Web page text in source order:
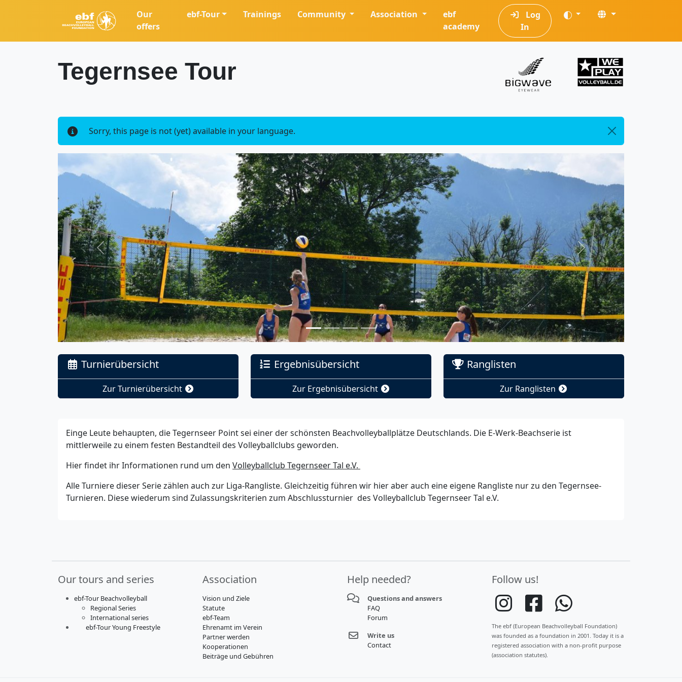
Our
offers
ebf-Tour Trainings Community Association
ebf
academy
Log
In
Tegernsee Tour
Sorry, this page is not (yet) available in your language.
Previous Next
Turnierübersicht
Zur Turnierübersicht
Ergebnisübersicht
Zur Ergebnisübersicht
Ranglisten
Zur Ranglisten
Einge Leute behaupten, die Tegernseer Point sei einer der schönsten Beachvolleyballplätze Deutschlands. Die E-Werk-Beachserie ist
mittlerweile zu einem festen Bestandteil des Volleyballclubs geworden.
Hier findet ihr Informationen rund um den Volleyballclub Tegernseer Tal e.V.
Alle Turniere dieser Serie zählen auch zur Liga-Rangliste. Gleichzeitig führen wir hier aber auch eine eigene Rangliste nur zu den Tegernsee-
Turnieren. Diese wiederum sind Zulassungskriterien zum Abschlussturnier des Volleyballclub Tegernseer Tal e.V.
Our tours and series
ebf-Tour Beachvolleyball
Regional Series
International series
ebf-Tour Young Freestyle
Association
Vision und Ziele
Statute
ebf-Team
Ehrenamt im Verein
Partner werden
Kooperationen
Beiträge und Gebühren
Help needed?
Questions and answers
FAQ
Forum
Write us
Contact
Follow us!
The ebf (European Beachvolleyball Foundation)
was founded as a foundation in 2001. Today it is a
registered association with a non-profit purpose
(association statutes).